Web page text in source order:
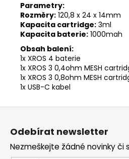
Parametry:
Rozměry: 120,8 x 24 x 14mm
Kapacita cartridge: 3ml
Kapacita baterie: 1000mah
Obsah balení:
1x XROS 4 baterie
1x XROS 3 0,4ohm MESH
1x XROS 3 0,8ohm MESH
1x USB-C kabel
Odebírat newsletter
Nezmeškejte žádné novinky či